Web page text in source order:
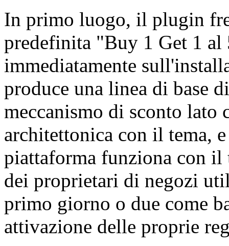
In primo luogo, il plugin
predefinita "Buy 1 Get 1
immediatamente
produce una linea di base
meccanismo di sconto
architettonica con il tema,
piattaforma funziona con
dei proprietari di negozi
primo giorno o due come
attivazione delle proprie